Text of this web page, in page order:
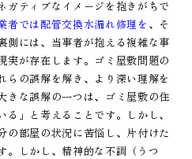
ガティブなイメージを抱きがちで
者では配管交換水漏れ修理を 、そ
側には、当事者が抱える複雑な事
実が存在します。ゴミ屋敷問題の
らの誤解を解き、より深い理解を
きな誤解の一つは、ゴミ屋敷の住
」と考えることです。しかし、
の部屋の状況に苦悩し、片付けた
。しかし、精神的な不調（うつ